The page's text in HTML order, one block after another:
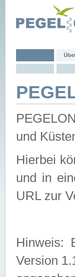
und
Hierbei
und in
URL zur
Hinweis:
Version